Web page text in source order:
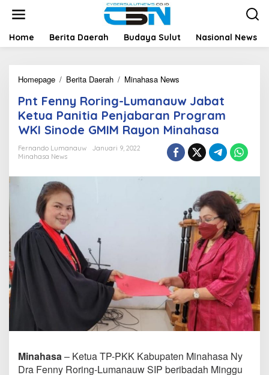
t
Home Berita Daerah Budaya Sulut Nasional News
Homepage / Berita Daerah / Minahasa News
t
F
e
n
n
y
o
n
g
-
L
u
m
a
n
a
u
w
J
a
t
Pnt Fenny Roring-Lumanauw Jabat
Ketua Panitia Penjabaran Program
WKI Sinode GMIM Rayon Minahasa
Fernando Lumanauw
Januari 9, 2022
Minahasa News
Minahasa– Ketua TP-PKK Kabupaten Minahasa Ny
Dra Fenny Roring-Lumanauw SIP beribadah Minggu